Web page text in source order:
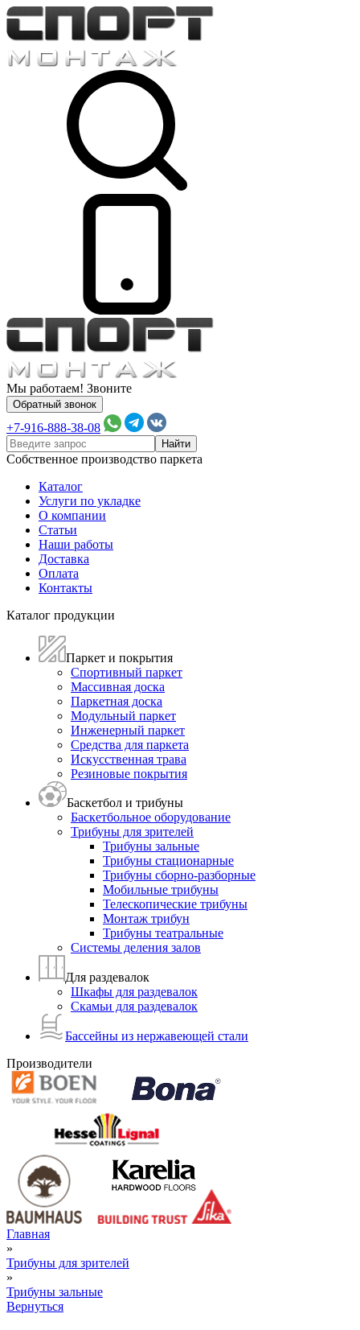
Мы работаем! Звоните
Обратный звонок
+7-916-888-38-08
Собственное производство паркета
Каталог
Услуги по укладке
О компании
Статьи
Наши работы
Доставка
Оплата
Контакты
Каталог продукции
Паркет и покрытия
Спортивный паркет
Массивная доска
Паркетная доска
Модульный паркет
Инженерный паркет
Средства для паркета
Искусственная трава
Резиновые покрытия
Баскетбол и трибуны
Баскетбольное оборудование
Трибуны для зрителей
Трибуны зальные
Трибуны стационарные
Трибуны сборно-разборные
Мобильные трибуны
Телескопические трибуны
Монтаж трибун
Трибуны театральные
Системы деления залов
Для раздевалок
Шкафы для раздевалок
Скамьи для раздевалок
Бассейны из нержавеющей стали
Производители
Главная
»
Трибуны для зрителей
»
Трибуны зальные
Вернуться